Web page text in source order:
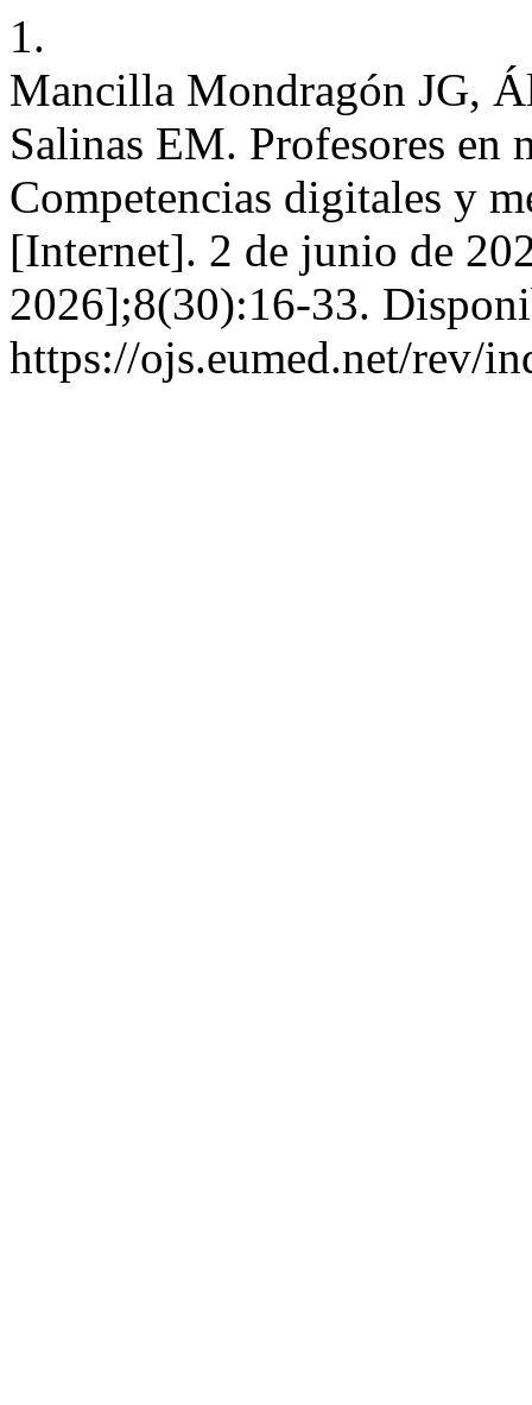
1.
Mancilla Mondragón JG,
Salinas EM. Profesores en
Competencias digitales y
[Internet]. 2 de junio de
2026];8(30):16-33.
https://ojs.eumed.net/rev/